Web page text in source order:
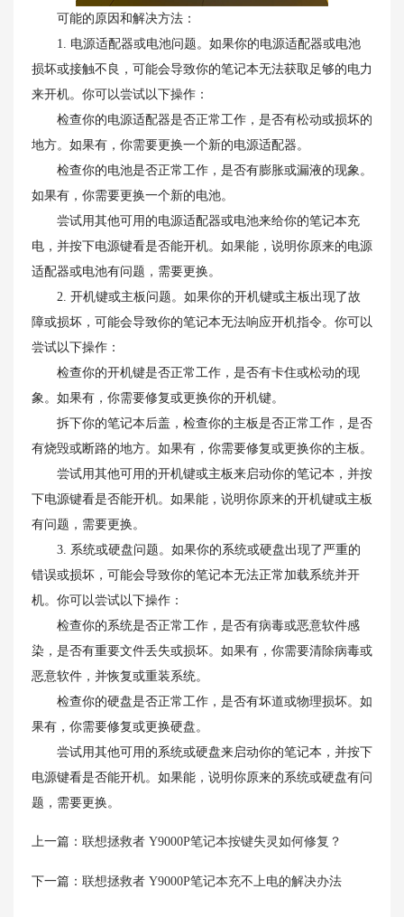
可能的原因和解决方法：
1. 电源适配器或电池问题。如果你的电源适配器或电池
损坏或接触不良，可能会导致你的笔记本无法获取足够的电力
来开机。你可以尝试以下操作：
检查你的电源适配器是否正常工作，是否有松动或损坏的
地方。如果有，你需要更换一个新的电源适配器。
检查你的电池是否正常工作，是否有膨胀或漏液的现象。
如果有，你需要更换一个新的电池。
尝试用其他可用的电源适配器或电池来给你的笔记本充
电，并按下电源键看是否能开机。如果能，说明你原来的电源
适配器或电池有问题，需要更换。
2. 开机键或主板问题。如果你的开机键或主板出现了故
障或损坏，可能会导致你的笔记本无法响应开机指令。你可以
尝试以下操作：
检查你的开机键是否正常工作，是否有卡住或松动的现
象。如果有，你需要修复或更换你的开机键。
拆下你的笔记本后盖，检查你的主板是否正常工作，是否
有烧毁或断路的地方。如果有，你需要修复或更换你的主板。
尝试用其他可用的开机键或主板来启动你的笔记本，并按
下电源键看是否能开机。如果能，说明你原来的开机键或主板
有问题，需要更换。
3. 系统或硬盘问题。如果你的系统或硬盘出现了严重的
错误或损坏，可能会导致你的笔记本无法正常加载系统并开
机。你可以尝试以下操作：
检查你的系统是否正常工作，是否有病毒或恶意软件感
染，是否有重要文件丢失或损坏。如果有，你需要清除病毒或
恶意软件，并恢复或重装系统。
检查你的硬盘是否正常工作，是否有坏道或物理损坏。如
果有，你需要修复或更换硬盘。
尝试用其他可用的系统或硬盘来启动你的笔记本，并按下
电源键看是否能开机。如果能，说明你原来的系统或硬盘有问
题，需要更换。
上一篇： 联想拯救者 Y9000P笔记本按键失灵如何修复？
下一篇： 联想拯救者 Y9000P笔记本充不上电的解决办法